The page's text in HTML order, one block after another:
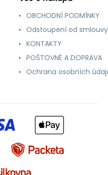
OBCHODNÍ PODMÍNKY
Odstoupení od smlouvy
KONTAKTY
POŠTOVNÉ A DOPRAVA
Ochrana osobních